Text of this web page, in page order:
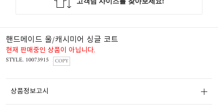
핸드메이드 울/캐시미어 싱글 코트
현재 판매중인 상품이 아닙니다.
STYLE. 10073915 COPY
상품정보고시